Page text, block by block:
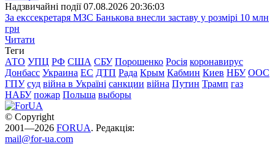
Надзвичайні події 07.08.2026 20:36:03
За екссекретаря МЗС Банькова внесли заставу у розмірі 10 млн
грн
Читати
Теги
АТО УПЦ РФ США СБУ Порошенко Росія коронавирус
Донбасс Украина ЕС ДТП Рада Крым Кабмин Киев НБУ ООС
ГПУ суд війна в Україні санкции війна Путин Трамп газ
НАБУ пожар Польша выборы
© Copyright
2001—2026 FORUA. Редакція:
mail@for-ua.com